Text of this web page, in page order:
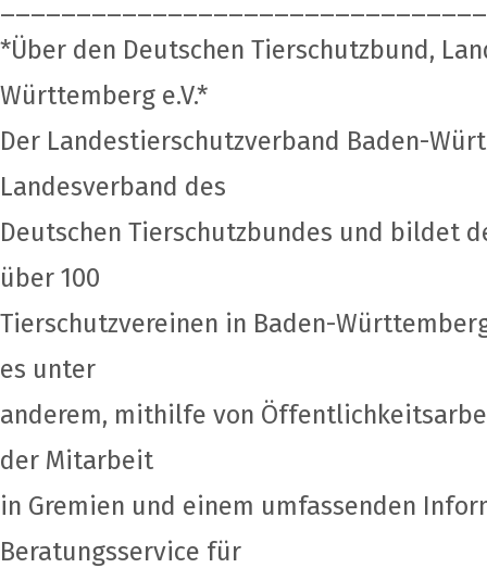
*Über den Deutschen Tierschutzbund,
Württemberg e.V.*
Der Landestierschutzverband Baden-
Landesverband des
Deutschen Tierschutzbundes und bildet
über 100
Tierschutzvereinen in Baden-
es unter
anderem, mithilfe von
der Mitarbeit
in Gremien und einem umfassenden
Beratungsservice für